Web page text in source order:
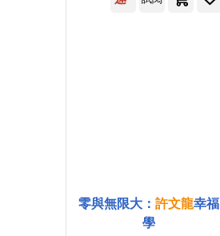
零與無限大： 許文龍幸福
學